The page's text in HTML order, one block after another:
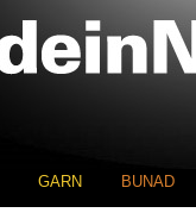
GARN BUNAD